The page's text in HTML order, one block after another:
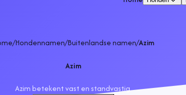
/Hondennamen/Buitenlandse namen/Azim
Azim
Azim betekent vast en standvastig.